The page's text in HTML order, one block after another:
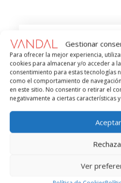
Gestionar
Para ofrecer la mejor experiencia,
cookies para almacenar y/o acceder a
consentimiento para estas tecnologías
como el comportamiento de
en este sitio. No consentir o retirar el
negativamente a ciertas características
Aceptar
Ver
Apariciones en
Vandal:
en el
junio 2, 2022
nuestra cocina creativa